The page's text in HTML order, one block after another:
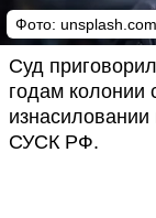
Фото: unsplash.com
Суд
годам колонии
изнасиловании
СУСК РФ.